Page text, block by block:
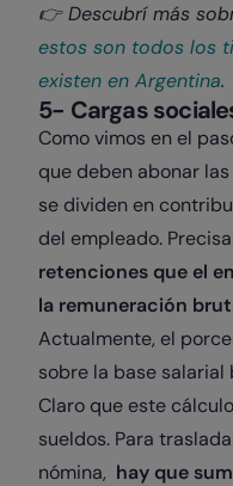
👉 Descubrí más
estos son todos los
existen en Argentina.
5- Cargas
Como vimos en el
que deben abonar
se dividen en
del empleado.
retenciones que el
la remuneración
Actualmente, el
sobre la base salarial
Claro que este
sueldos. Para
nómina, hay que